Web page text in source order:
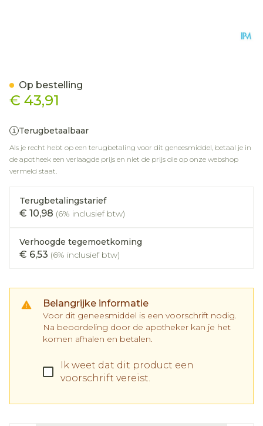
€ 43,91
Terugbetaalbaar
Als je recht hebt op een terugbetaling voor dit geneesmiddel, betaal je in
de apotheek een verlaagde prijs en niet de prijs die op onze webshop
vermeld staat.
Terugbetalingstarief
€ 10,98 (6% inclusief btw)
Verhoogde tegemoetkoming
€ 6,53 (6% inclusief btw)
Belangrijke informatie
Voor dit geneesmiddel is een voorschrift nodig.
Na beoordeling door de apotheker kan je het
komen afhalen en betalen.
Ik weet dat dit product een
voorschrift vereist.
Op bestelling